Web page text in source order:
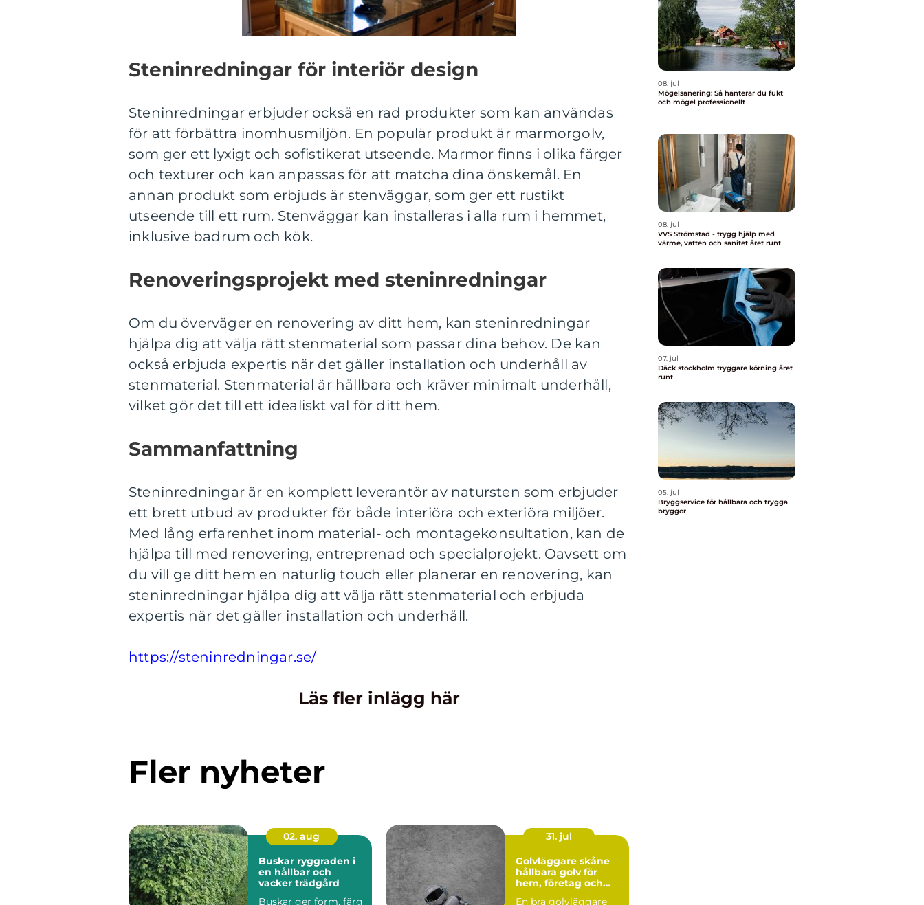
Steninredningar för interiör design
Steninredningar erbjuder också en rad produkter som kan användas
för att förbättra inomhusmiljön. En populär produkt är marmorgolv,
som ger ett lyxigt och sofistikerat utseende. Marmor finns i olika färger
och texturer och kan anpassas för att matcha dina önskemål. En
annan produkt som erbjuds är stenväggar, som ger ett rustikt
utseende till ett rum. Stenväggar kan installeras i alla rum i hemmet,
inklusive badrum och kök.
Renoveringsprojekt med steninredningar
Om du överväger en renovering av ditt hem, kan steninredningar
hjälpa dig att välja rätt stenmaterial som passar dina behov. De kan
också erbjuda expertis när det gäller installation och underhåll av
stenmaterial. Stenmaterial är hållbara och kräver minimalt underhåll,
vilket gör det till ett idealiskt val för ditt hem.
Sammanfattning
Steninredningar är en komplett leverantör av natursten som erbjuder
ett brett utbud av produkter för både interiöra och exteriöra miljöer.
Med lång erfarenhet inom material- och montagekonsultation, kan de
hjälpa till med renovering, entreprenad och specialprojekt. Oavsett om
du vill ge ditt hem en naturlig touch eller planerar en renovering, kan
steninredningar hjälpa dig att välja rätt stenmaterial och erbjuda
expertis när det gäller installation och underhåll.
https://steninredningar.se/
Läs fler inlägg här
Fler nyheter
02. aug
Buskar ryggraden i
en hållbar och
vacker trädgård
Buskar ger form, färg
31. jul
Golvläggare skåne
hållbara golv för
hem, företag och
En bra golvläggare
08. jul
Mögelsanering: Så hanterar du fukt
och mögel professionellt
08. jul
VVS Strömstad - trygg hjälp med
värme, vatten och sanitet året runt
07. jul
Däck stockholm tryggare körning året
runt
05. jul
Bryggservice för hållbara och trygga
bryggor